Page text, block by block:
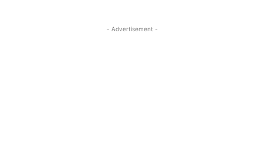
- Advertisement -